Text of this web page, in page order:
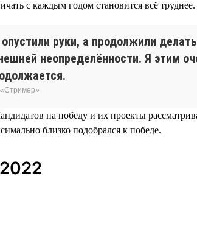
с каждым годом становится всё труднее.
руки, а продолжили
неопределённости. Я этим
на победу и их проекты
близко подобрался к победе.